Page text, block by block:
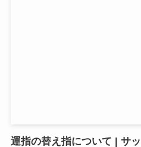
運指の替え指について | サ